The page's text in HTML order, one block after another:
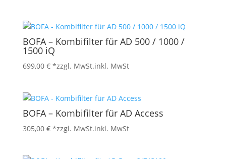
BOFA – Kombifilter für AD 500 / 1000 /
1500 iQ
699,00 € *zzgl. MwSt.inkl. MwSt
BOFA – Kombifilter für AD Access
305,00 € *zzgl. MwSt.inkl. MwSt